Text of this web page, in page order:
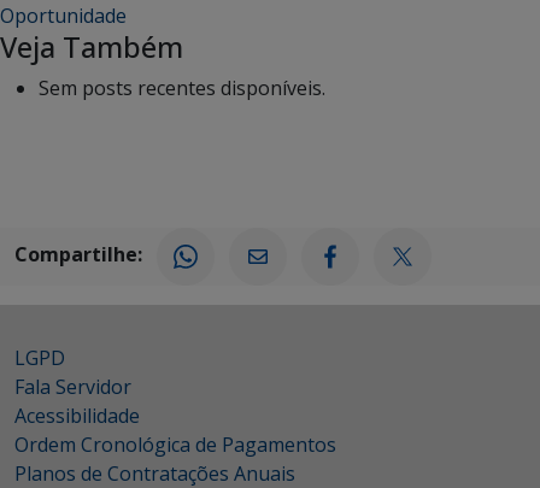
Oportunidade
Veja Também
Sem posts recentes disponíveis.
Compartilhe:
LGPD
Fala Servidor
Acessibilidade
Ordem Cronológica de Pagamentos
Planos de Contratações Anuais